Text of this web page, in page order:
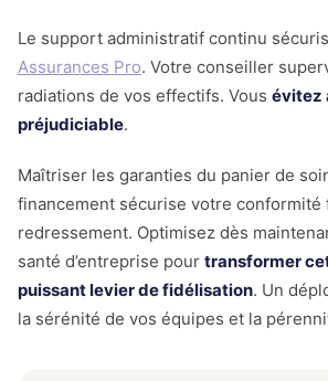
Le support administratif continu
Assurances Pro. Votre conseiller
radiations de vos effectifs. Vous évitez
préjudiciable.
Maîtriser les garanties du panier de
financement sécurise votre conformité
redressement. Optimisez dès
santé d’entreprise pour transformer
puissant levier de fidélisation. Un
la sérénité de vos équipes et la